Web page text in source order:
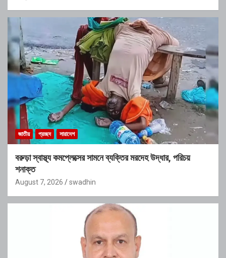
জাতীয় প্রচ্ছদ সারাদেশ
বরুড়া স্বাস্থ্য কমপ্লেক্সের সামনে ব্যক্তির মরদেহ উদ্ধার, পরিচয়
শনাক্ত
August 7, 2026 swadhin